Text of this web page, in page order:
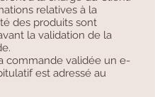
relatives à la
des produits sont
la validation de la
commande validée un e-
est adressé au